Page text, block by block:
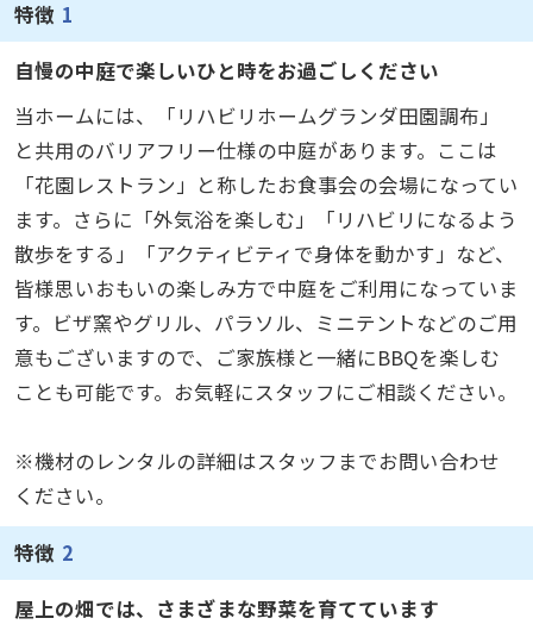
特徴 1
自慢の中庭で楽しいひと時をお過ごしください
当ホームには、「リハビリホームグランダ田園調布」
と共用のバリアフリー仕様の中庭があります。ここは
「花園レストラン」と称したお食事会の会場になってい
ます。さらに「外気浴を楽しむ」「リハビリになるよう
散歩をする」「アクティビティで身体を動かす」など、
皆様思いおもいの楽しみ方で中庭をご利用になっていま
す。ビザ窯やグリル、パラソル、ミニテントなどのご用
意もございますので、ご家族様と一緒にBBQを楽しむ
ことも可能です。お気軽にスタッフにご相談ください。
※機材のレンタルの詳細はスタッフまでお問い合わせ
ください。
特徴 2
屋上の畑では、さまざまな野菜を育てています